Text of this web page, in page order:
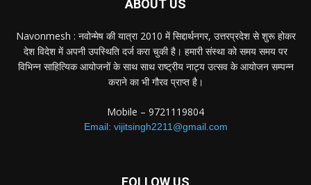
ABOUT US
Navonmesh : नवोन्मेष की यात्रा 2010 में सिद्दार्थनगर, उत्तरप्रदेश से शुरू होकर
देश विदेश में अपनी उपस्थिति दर्ज करा चुकी है। हमारी संस्था को समय समय पर
विभिन्न साहित्यिक आयोजनों के साथ साथ राष्ट्रीय नाट्य उत्सव के आयोजन सम्पन्न
कराने का भी गौरव प्राप्त है।
Mobile – 9721119804
Email: vijitsingh2211@gmail.com
FOLLOW US